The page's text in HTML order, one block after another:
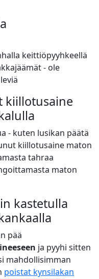
keittiöpyyhkeellä
- ole
kiillotusaine
- kuten lusikan päätä
kiillotusaine maton
tahraa
maton
kastetulla
pää
ja pyyhi sitten
mahdollisimman
poistat kynsilakan